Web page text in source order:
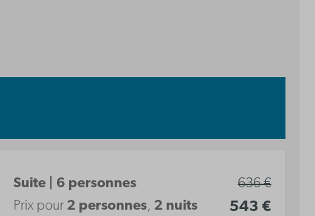
636 €
543 €
Suite | 6 personnes
Prix pour 2 personnes, 2 nuits